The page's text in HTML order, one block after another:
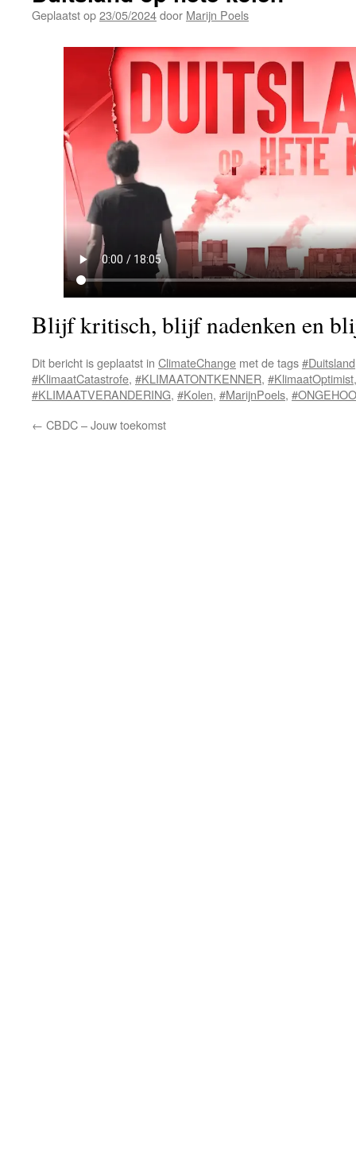
Geplaatst op23/05/2024door Marijn Poels
Blijf kritisch, blijf nadenken en
Dit bericht is geplaatst in ClimateChange met de tags#Duitsland
#KlimaatCatastrofe, #KLIMAATONTKENNER, #KlimaatOptimist
#KLIMAATVERANDERING, #Kolen, #MarijnPoels,
← CBDC – Jouw toekomst